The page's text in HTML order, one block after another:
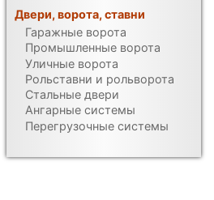
Двери, ворота, ставни
Гаражные ворота
Промышленные ворота
Уличные ворота
Рольставни и рольворота
Стальные двери
Ангарные системы
Перегрузочные системы